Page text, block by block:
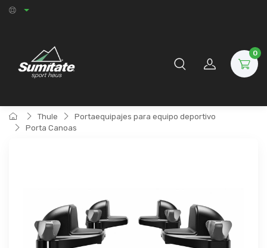
0
Thule
Portaequipajes para equipo deportivo
Porta Canoas